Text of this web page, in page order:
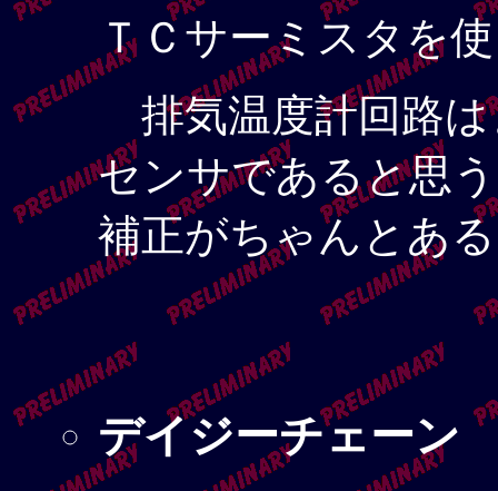
ＴＣサーミスタを
排気温度計回路は
センサであると思
補正がちゃんとあ
デイジーチェーン